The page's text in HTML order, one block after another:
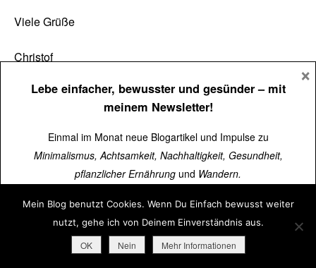
Viele Grüße
Christof
Afschin Kamrani
29. September 2014 um 10:32 Uhr
Hi Christof,
danke für diesen Hinweis. es ist immer wieder gut
nachvollziehen zu können, was sich geändert hat.
Nach deinem Kommentar habe ich bei meinen
Aufzeichnungen nachgeschaut, und bin erstaunt, wie
viele Positive Dinge sich in meinem Leben getan
Antworten
Mein Blog benutzt Cookies. Wenn Du Einfach bewusst weiter
nutzt, gehe ich von Deinem Einverständnis aus.
OK Nein Mehr Informationen
Lebe einfacher, bewusster und gesünder– mit
meinem Newsletter!
Einmal im Monat neue Blogartikel und Impulse zu
Minimalismus, Achtsamkeit, Nachhaltigkeit, Gesundheit,
pflanzlicher Ernährung und Wandern.
Über15.000 Menschen lesen schon mit.
➜Jetzt kostenlos abonnieren
×